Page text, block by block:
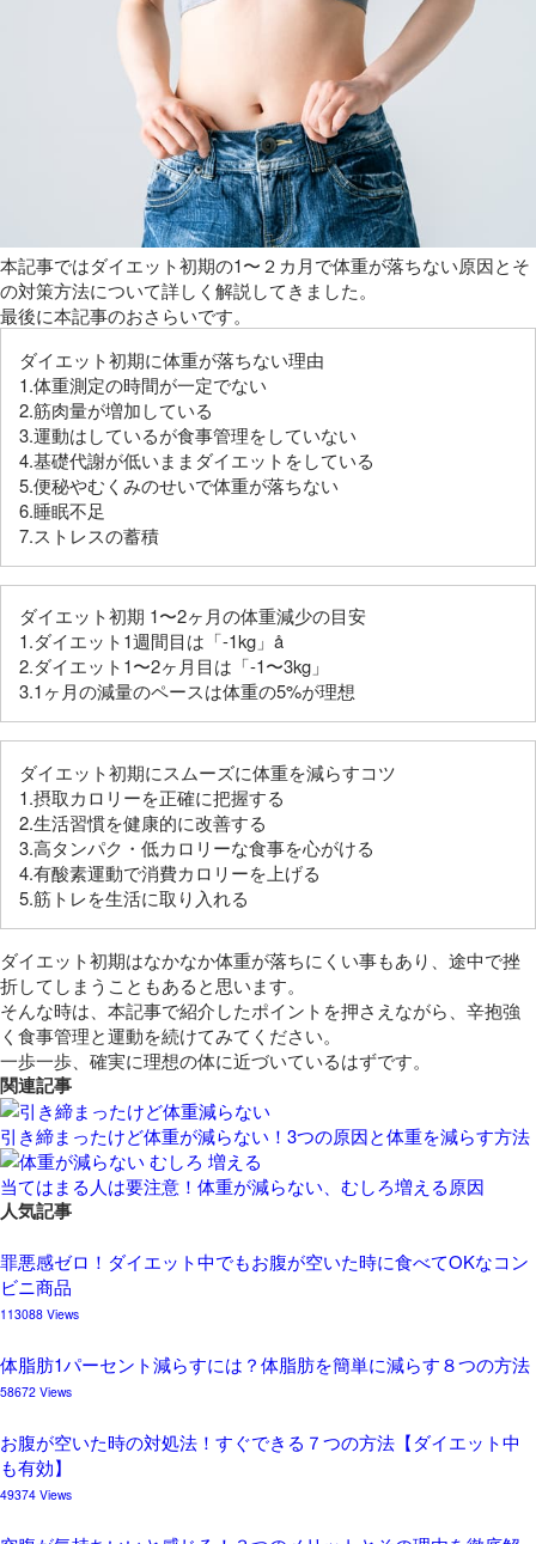
本記事ではダイエット初期の1〜２カ月で体重が落ちない原因とそ
の対策方法について詳しく解説してきました。
最後に本記事のおさらいです。
ダイエット初期に体重が落ちない理由
1.体重測定の時間が一定でない
2.筋肉量が増加している
3.運動はしているが食事管理をしていない
4.基礎代謝が低いままダイエットをしている
5.便秘やむくみのせいで体重が落ちない
6.睡眠不足
7.ストレスの蓄積
ダイエット初期 1〜2ヶ月の体重減少の目安
1.ダイエット1週間目は「-1kg」å
2.ダイエット1〜2ヶ月目は「-1〜3kg」
3.1ヶ月の減量のペースは体重の5%が理想
ダイエット初期にスムーズに体重を減らすコツ
1.摂取カロリーを正確に把握する
2.生活習慣を健康的に改善する
3.高タンパク・低カロリーな食事を心がける
4.有酸素運動で消費カロリーを上げる
5.筋トレを生活に取り入れる
ダイエット初期はなかなか体重が落ちにくい事もあり、途中で挫
折してしまうこともあると思います。
そんな時は、本記事で紹介したポイントを押さえながら、辛抱強
く食事管理と運動を続けてみてください。
一歩一歩、確実に理想の体に近づいているはずです。
関連記事
引き締まったけど体重が減らない！3つの原因と体重を減らす方法
当てはまる人は要注意！体重が減らない、むしろ増える原因
人気記事
罪悪感ゼロ！ダイエット中でもお腹が空いた時に食べてOKなコン
ビニ商品
113088 Views
体脂肪1パーセント減らすには？体脂肪を簡単に減らす８つの方法
58672 Views
お腹が空いた時の対処法！すぐできる７つの方法【ダイエット中
も有効】
49374 Views